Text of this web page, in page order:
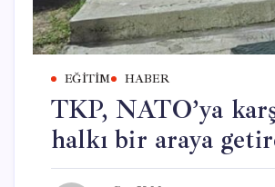
EĞITIM HABER
TKP, NATO’ya
halkı bir araya